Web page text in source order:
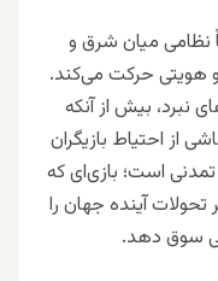
نظامی میان شرق و
و هویتی حرکت می‌کند.
نبرد، بیش از آنکه
از احتیاط بازیگران
تمدنی است؛ بازی‌ای که
آینده جهان را
سوق دهد.